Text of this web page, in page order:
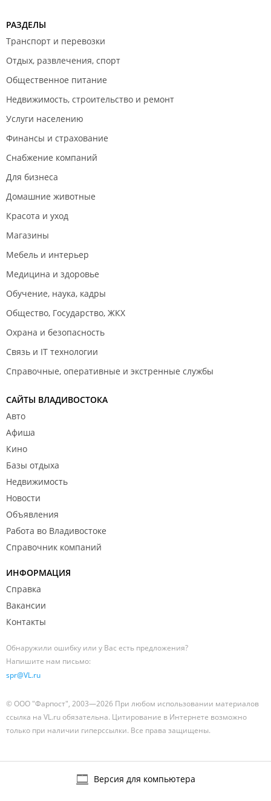
РАЗДЕЛЫ
Транспорт и перевозки
Отдых, развлечения, спорт
Общественное питание
Недвижимость, строительство и ремонт
Услуги населению
Финансы и страхование
Снабжение компаний
Для бизнеса
Домашние животные
Красота и уход
Магазины
Мебель и интерьер
Медицина и здоровье
Обучение, наука, кадры
Общество, Государство, ЖКХ
Охрана и безопасность
Связь и IT технологии
Справочные, оперативные и экстренные службы
САЙТЫ ВЛАДИВОСТОКА
Авто
Афиша
Кино
Базы отдыха
Недвижимость
Новости
Объявления
Работа во Владивостоке
Справочник компаний
ИНФОРМАЦИЯ
Справка
Вакансии
Контакты
Обнаружили ошибку или у Вас есть предложения?
Напишите нам письмо:
spr@VL.ru
© ООО "Фарпост", 2003—2026 При любом использовании материалов
ссылка на VL.ru обязательна. Цитирование в Интернете возможно
только при наличии гиперссылки. Все права защищены.
Версия для компьютера